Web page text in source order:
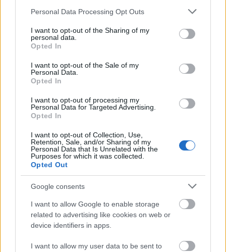
Please note that this website/app uses one or more Google
not limited to your visit or usage behaviour. You may click to
grant or deny consent to Google and its third-party tags to
use your data for below specified purposes in below Google
consent section.
Personal Data Processing Opt Outs
I want to opt-out of the Sharing of my
personal data.
Opted In
I want to opt-out of the Sale of my
Personal Data.
Opted In
I want to opt-out of processing my
Personal Data for Targeted Advertising.
Opted In
I want to opt-out of Collection, Use,
Retention, Sale, and/or Sharing of my
Personal Data that Is Unrelated with the
Purposes for which it was collected.
Opted Out
Google consents
I want to allow Google to enable storage
related to advertising like cookies on web or
device identifiers in apps.
I want to allow my user data to be sent to
Wife Swap).
Forrás:MTI
SZEMBE MERSZ NÉZNI AZZAL, AKIVÉ